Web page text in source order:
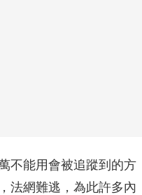
不能用會被追蹤到的方
法網難逃，為此許多內